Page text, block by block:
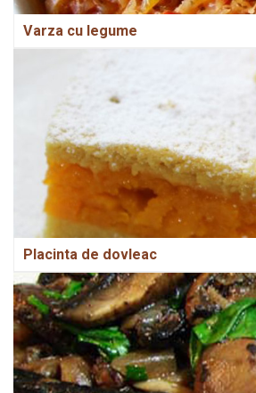
Varza cu legume
Placinta de dovleac